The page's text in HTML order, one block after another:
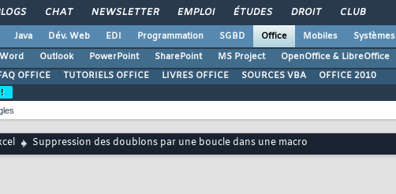
CHAT NEWSLETTER EMPLOI ÉTUDES DROIT CLUB
Java Dév. Web EDI Programmation SGBD Office Mobiles
Systèmes
Word Outlook PowerPoint SharePoint MS Project OpenOffice & LibreOffice
OFFICE TUTORIELS OFFICE LIVRES OFFICE SOURCES VBA OFFICE 2010
Suppression des doublons par une boucle dans une macro